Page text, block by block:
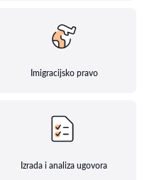
Imigracijsko pravo
Izrada i analiza ugovora